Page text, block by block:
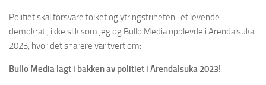
Politiet skal forsvare folket og ytringsfriheten i et levende
demokrati, ikke slik som jeg og Bullo Media opplevde i Arendalsuka
2023, hvor det snarere var tvert om:
Bullo Media lagt i bakken av politiet i Arendalsuka 2023!